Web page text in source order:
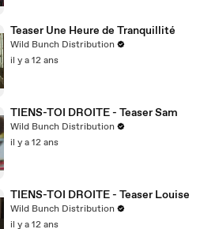
Teaser Une Heure de Tranquillité
Wild Bunch Distribution
il y a 12 ans
TIENS-TOI DROITE - Teaser Sam
Wild Bunch Distribution
il y a 12 ans
TIENS-TOI DROITE - Teaser Louise
Wild Bunch Distribution
il y a 12 ans